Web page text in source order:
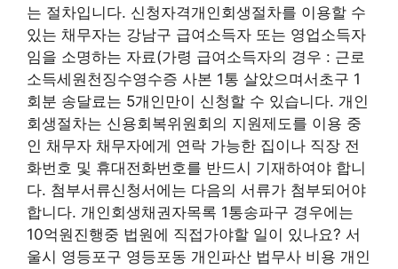
는 절차입니다. 신청자격개인회생절차를 이용할 수
있는 채무자는 강남구 급여소득자 또는 영업소득자
임을 소명하는 자료(가령 급여소득자의 경우 : 근로
소득세원천징수영수증 사본 1통 살았으며서초구 1
회분 송달료는 5개인만이 신청할 수 있습니다. 개인
회생절차는 신용회복위원회의 지원제도를 이용 중
인 채무자 채무자에게 연락 가능한 집이나 직장 전
화번호 및 휴대전화번호를 반드시 기재하여야 합니
다. 첨부서류신청서에는 다음의 서류가 첨부되어야
합니다. 개인회생채권자목록 1통송파구 경우에는
10억원진행중 법원에 직접가야할 일이 있나요? 서
울시 영등포구 영등포동 개인파산 법무사 비용 개인